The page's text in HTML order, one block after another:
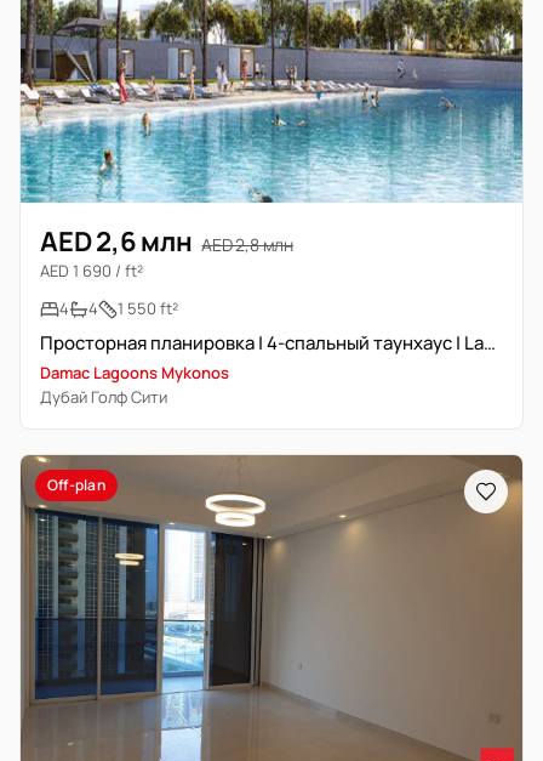
AED 2,6 млн AED 2,8 млн
AED 1 690 / ft²
4
4 1 550 ft²
Просторная планировка | 4-спальный таунхаус | Lagoon Community
Damac Lagoons Mykonos
Дубай Голф Сити
Off-plan